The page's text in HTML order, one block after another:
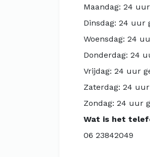
Maandag: 24
Dinsdag: 24 uur
Woensdag: 24
Donderdag: 24
Vrijdag: 24 uur
Zaterdag: 24
Zondag: 24 uur
Wat is het
06 23842049